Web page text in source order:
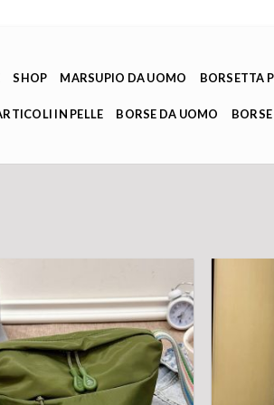
SHOP MARSUPIO DA UOMO BORSETTA
IN PELLE BORSE DA UOMO